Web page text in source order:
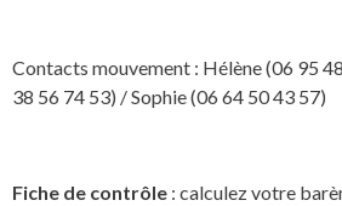
Contacts mouvement : Hélène (06 95
38 56 74 53) / Sophie (06 64 50 43 57)
Fiche de contrôle : calculez votre